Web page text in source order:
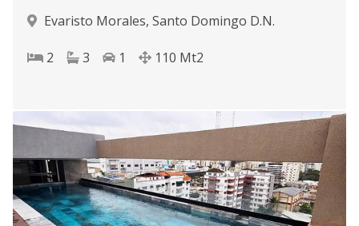
Evaristo Morales, Santo Domingo D.N.
2 3 1 110 Mt2